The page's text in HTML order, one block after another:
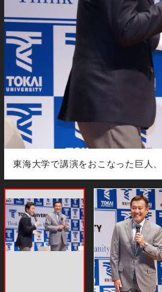
東海大学で講演をおこなった巨